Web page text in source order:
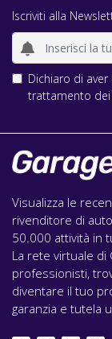
Iscriviti alla
Dichiaro di
trattamento
Visualizza le
rivenditore di
50.000 attività in
La rete virtuale di
professionisti,
diventare il tuo
garanzia e tutela